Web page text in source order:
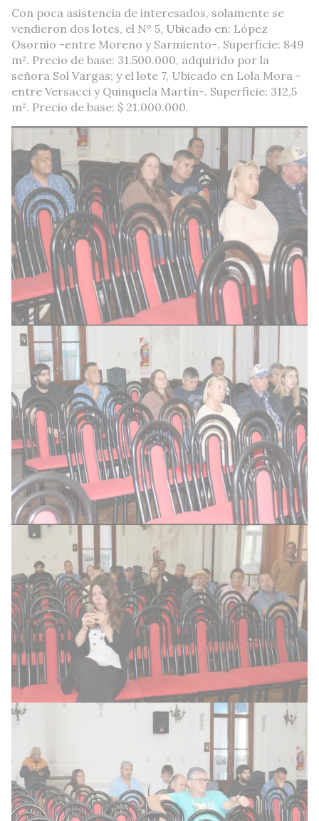
Con poca asistencia de interesados, solamente se
vendieron dos lotes, el N° 5, Ubicado en: López
Osornio -entre Moreno y Sarmiento-. Superficie: 849
m². Precio de base: 31.500.000, adquirido por la
señora Sol Vargas; y el lote 7, Ubicado en Lola Mora -
entre Versacci y Quinquela Martín-. Superficie: 312,5
m². Precio de base: $ 21.000.000.